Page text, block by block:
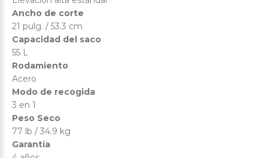
Ancho de corte
21 pulg. / 53.3 cm
Capacidad del saco
55 L
Rodamiento
Acero
Modo de recogida
3 en 1
Peso Seco
77 lb / 34.9 kg
Garantía